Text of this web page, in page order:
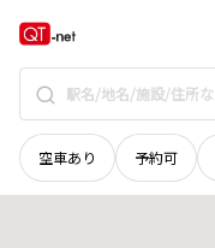
空車あり 予約可
北海道